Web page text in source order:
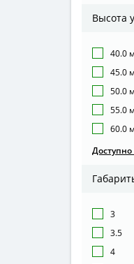
Высота
40.0
45.0
50.0
55.0
60.0
3
3.5
4